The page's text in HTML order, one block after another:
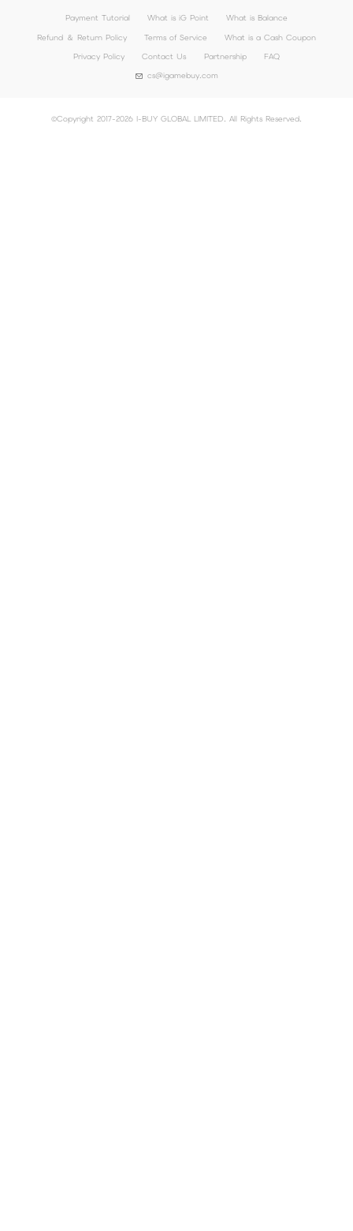
Payment Tutorial What is iG Point
What is Balance
Refund ＆ Return Policy
Terms of Service
What is a Cash Coupon
Privacy Policy
Contact Us Partnership
FAQ
cs@igamebuy.com
©Copyright 2017-2026 I-BUY GLOBAL LIMITED. All Rights Reserved.